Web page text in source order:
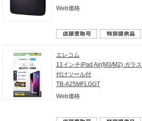
Web価格
エレコム
11インチiPad Air(M3/M2) ガラ
付けツール付
TB-A25MFLGGT
Web価格